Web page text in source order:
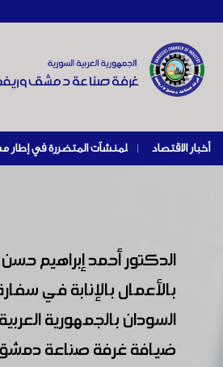
أخبار الاقتصاد |
الدكتور أحمد إبراهيم حسن
بالأعمال بالإنابة في
السودان بالجمهورية
ضيافة غرفة صناعة